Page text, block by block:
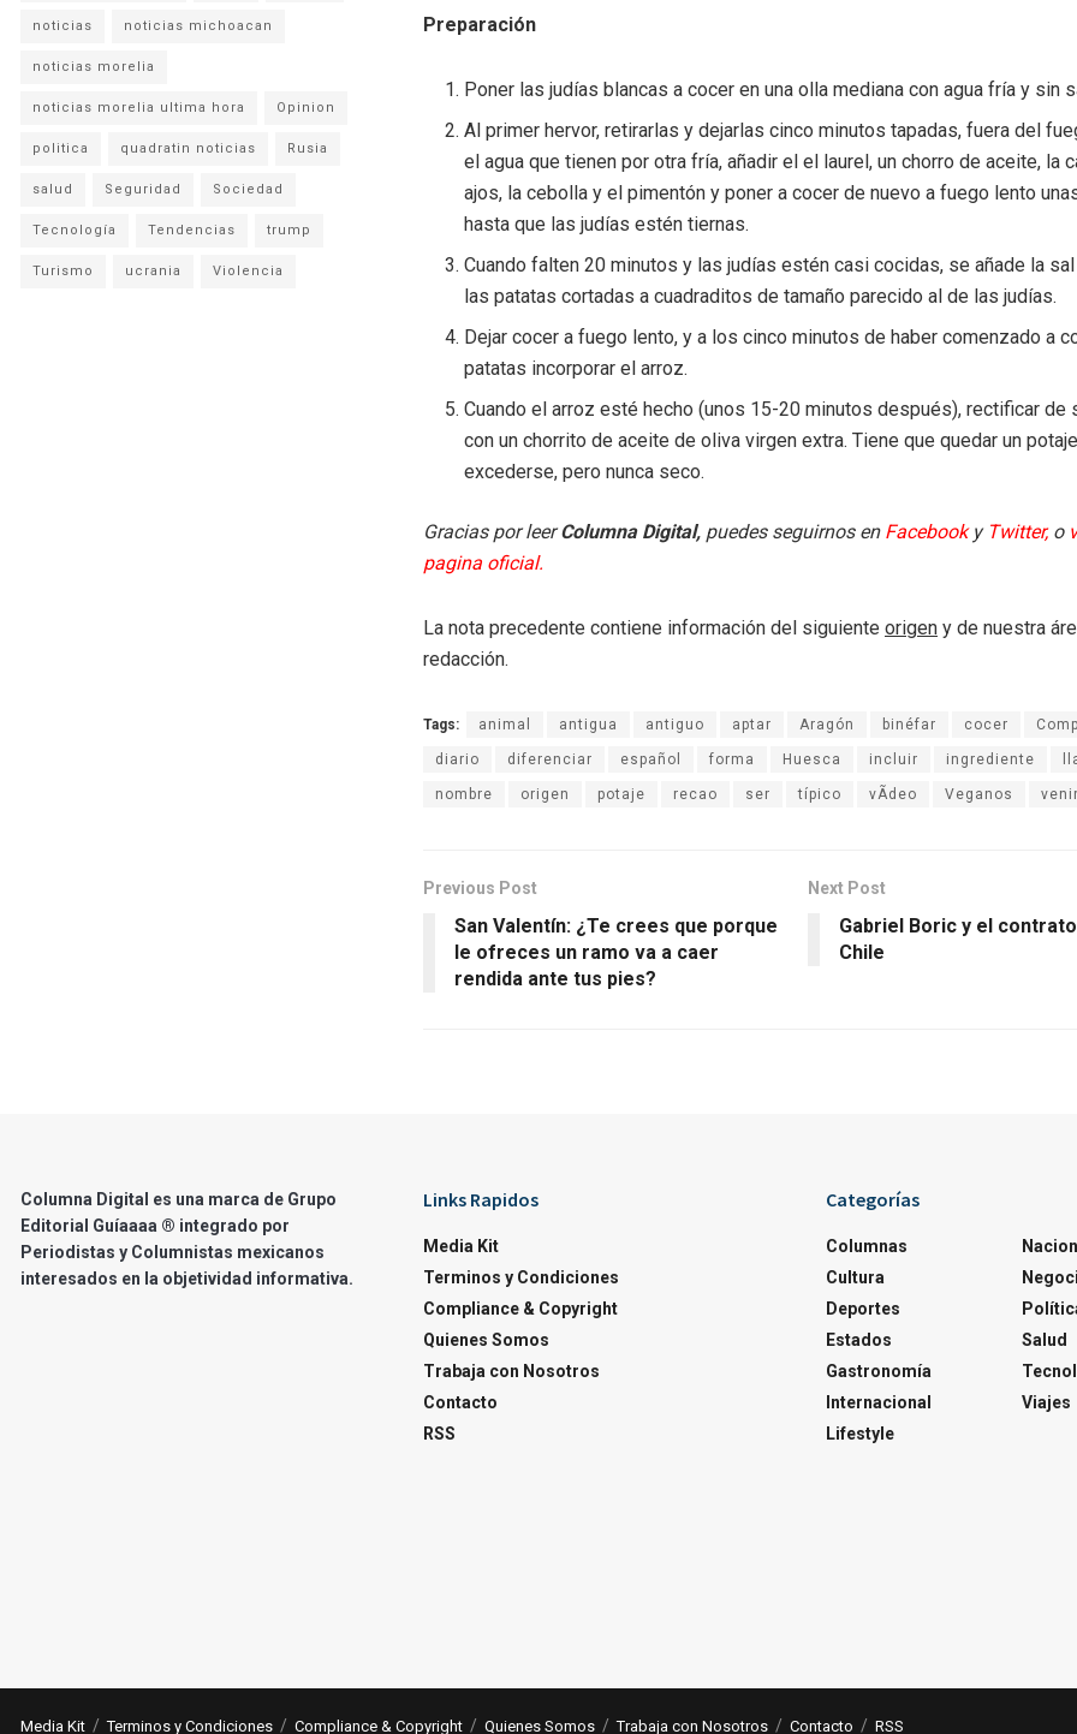
Preparación
Poner las judías blancas a cocer en una olla mediana con agua fría y sin
Al primer hervor, retirarlas y dejarlas cinco minutos tapadas, fuera del
el agua que tienen por otra fría, añadir el el laurel, un chorro de aceite, la
ajos, la cebolla y el pimentón y poner a cocer de nuevo a fuego lento
hasta que las judías estén tiernas.
Cuando falten 20 minutos y las judías estén casi cocidas, se añade la
las patatas cortadas a cuadraditos de tamaño parecido al de las judías.
Dejar cocer a fuego lento, y a los cinco minutos de haber comenzado a
patatas incorporar el arroz.
Cuando el arroz esté hecho (unos 15-20 minutos después), rectificar de
con un chorrito de aceite de oliva virgen extra. Tiene que quedar un
excederse, pero nunca seco.
Gracias por leerColumna Digital, puedes seguirnos en Facebook y Twitter,o
pagina oficial.
La nota precedente contiene información del siguiente origen y de nuestra
redacción.
Tags: animal antigua antiguo aptar Aragón binéfar cocer
diario diferenciar español forma Huesca incluir ingrediente
nombre origen potaje recao ser típico vÃdeo Veganos
Previous Post
San Valentín: ¿Te crees que porque
le ofreces un ramo va a caer
rendida ante tus pies?
Next Post
Gabriel Boric y el
Chile
noticias noticias michoacan
noticias morelia
noticias morelia ultima hora Opinion
politica quadratin noticias Rusia
salud Seguridad Sociedad
Tecnología Tendencias trump
Turismo ucrania Violencia
Columna Digital es una marca de Grupo
Editorial Guíaaaa ® integrado por
Periodistas y Columnistas mexicanos
interesados en la objetividad informativa.
Links Rapidos
Media Kit
Terminos y Condiciones
Compliance & Copyright
Quienes Somos
Trabaja con Nosotros
Contacto
RSS
Categorías
Columnas
Cultura
Deportes
Estados
Gastronomía
Internacional
Lifestyle
Salud
Viajes
Media Kit Terminos y Condiciones Compliance & Copyright Quienes Somos Trabaja con Nosotros Contacto RSS